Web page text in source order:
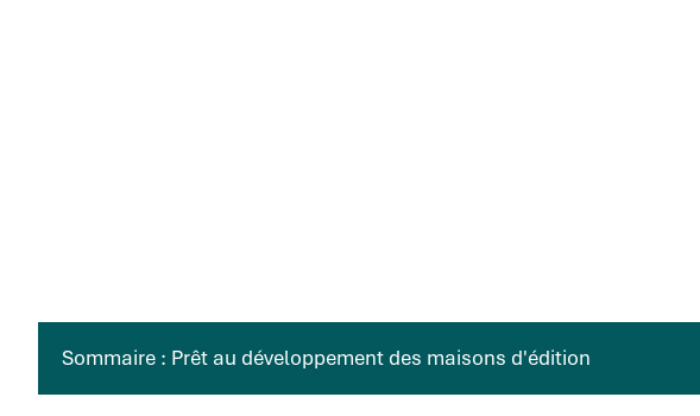
Sommaire : Prêt au développement des maisons d'édition